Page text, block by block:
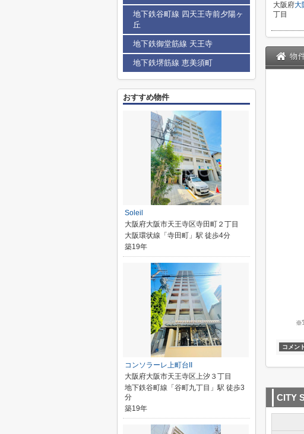
大阪府大
丁目
物
※
コメント
CITY
地下鉄谷町線 四天王寺前夕陽ヶ
丘
地下鉄御堂筋線 天王寺
地下鉄堺筋線 恵美須町
おすすめ物件
Soleil
大阪府大阪市天王寺区寺田町２丁目
大阪環状線「寺田町」駅 徒歩4分
築19年
コンソラーレ上町台II
大阪府大阪市天王寺区上汐３丁目
地下鉄谷町線「谷町九丁目」駅 徒歩3
分
築19年